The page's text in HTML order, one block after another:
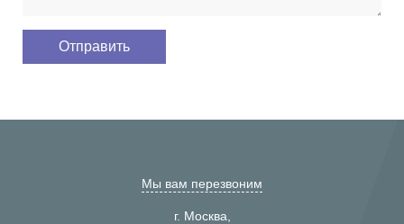
Мы вам перезвоним
г. Москва,